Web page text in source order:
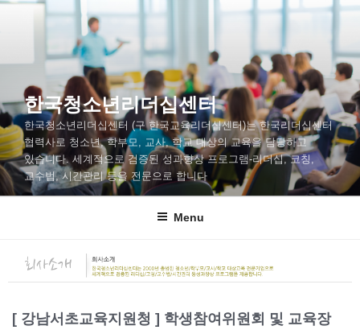
한국청소년리더십센터
한국청소년리더십센터 (구 한국교육리더십센터)는 한국리더십센터
협력사로 청소년, 학부모, 교사, 학교 대상의 교육을 담당하고
있습니다. 세계적으로 검증된 성과향상 프로그램-리더십, 코칭,
교수법, 시간관리 등을 전문으로 합니다
Menu
[ 강남서초교육지원청 ] 학생참여위원회 및 교육장